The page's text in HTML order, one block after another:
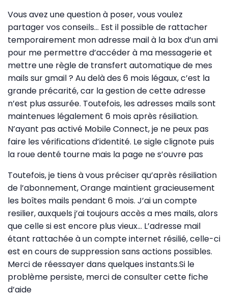
Vous avez une question à poser, vous voulez
partager vos conseils… Est il possible de rattacher
temporairement mon adresse mail à la box d’un ami
pour me permettre d’accéder à ma messagerie et
mettre une règle de transfert automatique de mes
mails sur gmail ? Au delà des 6 mois légaux, c’est la
grande précarité, car la gestion de cette adresse
n’est plus assurée. Toutefois, les adresses mails sont
maintenues légalement 6 mois après résiliation.
N’ayant pas activé Mobile Connect, je ne peux pas
faire les vérifications d’identité. Le sigle clignote puis
la roue denté tourne mais la page ne s’ouvre pas
Toutefois, je tiens à vous préciser qu’après résiliation
de l’abonnement, Orange maintient gracieusement
les boîtes mails pendant 6 mois. J’ai un compte
resilier, auxquels j’ai toujours accès a mes mails, alors
que celle si est encore plus vieux… L’adresse mail
étant rattachée à un compte internet résilié, celle-ci
est en cours de suppression sans actions possibles.
Merci de réessayer dans quelques instants.Si le
problème persiste, merci de consulter cette fiche
d’aide